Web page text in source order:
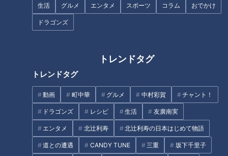
生活 グルメ エンタメ スポーツ コラム おでかけ
ドラゴンズ
トレンドタグ
トレンドタグ
動画 町中華 グルメ 中村彩賀 チャント！
ドラゴンズ レシピ 生活 友廣南実
エンタメ 北辻利寿 北辻利寿の日本はじめて物語
道との遭遇 CANDY TUNE 三重 坂下千里子
ぁ、花火がボンボン打ちあがる所」と、日本三大花火大会の一
つ「長岡まつり大花火大会」を思い浮かべる三田。
「この辺で休憩しようっと」と、「寺泊（てらどまり）魚の市
場通り（魚のアメ横）」に立ち寄ります。